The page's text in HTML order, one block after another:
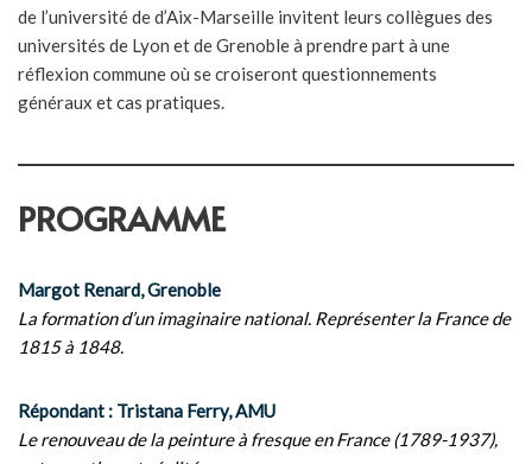
de l’université de d’Aix-Marseille invitent leurs collègues des
universités de Lyon et de Grenoble à prendre part à une
réflexion commune où se croiseront questionnements
généraux et cas pratiques.
PROGRAMME
Margot Renard, Grenoble
La formation d’un imaginaire national. Représenter la France de
1815 à 1848.
Répondant : Tristana Ferry, AMU
Le renouveau de la peinture à fresque en France (1789-1937),